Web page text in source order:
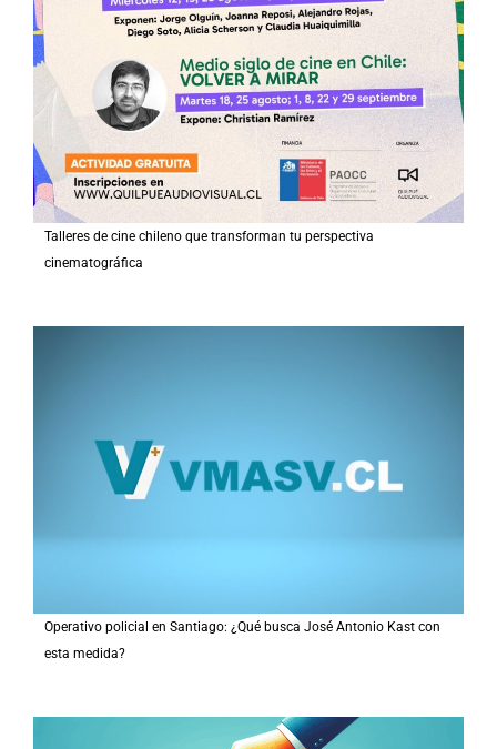
Talleres de cine chileno que transforman tu perspectiva
cinematográfica
Operativo policial en Santiago: ¿Qué busca José Antonio Kast con
esta medida?